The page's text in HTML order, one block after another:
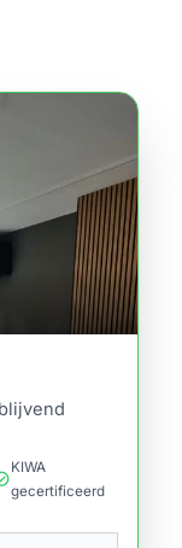
KIWA
gecertificeerd